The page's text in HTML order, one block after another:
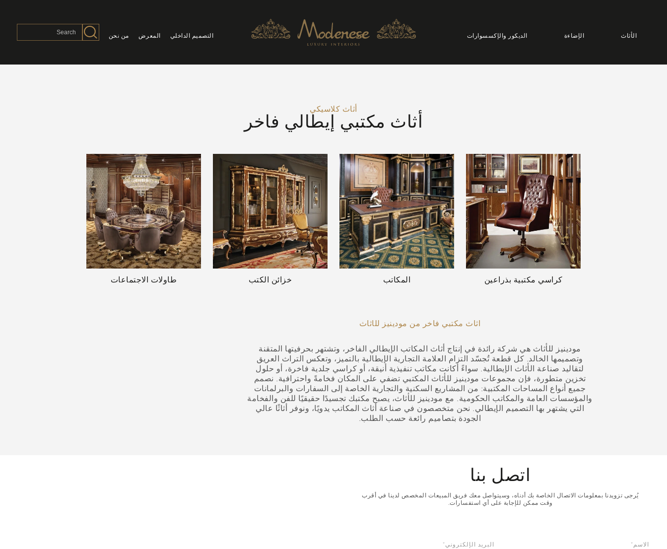
الأثاث الإضاءة الديكور والإكسسوارات التصميم الداخلي المعرض من نحن
أثاث كلاسيكي
أثاث مكتبي إيطالي فاخر
كراسي مكتبية بذراعين المكاتب خزائن الكتب طاولات الاجتماعات
أثاث مكتبي فاخر من مودينيز للأثاث
مودينيز للأثاث هي شركة رائدة في إنتاج أثاث المكاتب الإيطالي الفاخر، وتشتهر بحرفيتها المتقنة
وتصميمها الخالد. كل قطعة تُجسّد التزام العلامة التجارية الإيطالية بالتميز، وتعكس التراث العريق
لتقاليد صناعة الأثاث الإيطالية. سواءً أكانت مكاتب تنفيذية أنيقة، أو كراسي جلدية فاخرة، أو حلول
تخزين متطورة، فإن مجموعات مودينيز للأثاث المكتبي تضفي على المكان فخامةً واحترافية. نصمم
جميع أنواع المساحات المكتبية: من المشاريع السكنية والتجارية الخاصة إلى السفارات والبرلمانات
والمؤسسات العامة والمكاتب الحكومية. مع مودينيز للأثاث، يصبح مكتبك تجسيدًا حقيقيًا للفن والفخامة
التي يشتهر بها التصميم الإيطالي. نحن متخصصون في صناعة أثاث المكاتب يدويًا، ونوفر أثاثًا عالي
الجودة بتصاميم رائعة حسب الطلب.
اتصل بنا
يُرجى تزويدنا بمعلومات الاتصال الخاصة بك أدناه، وسيتواصل معك فريق المبيعات المخصص لدينا في أقرب
وقت ممكن للإجابة على أي استفسارات.